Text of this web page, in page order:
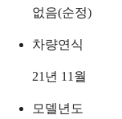
없음(순정)
차량연식
21년 11월
모델년도